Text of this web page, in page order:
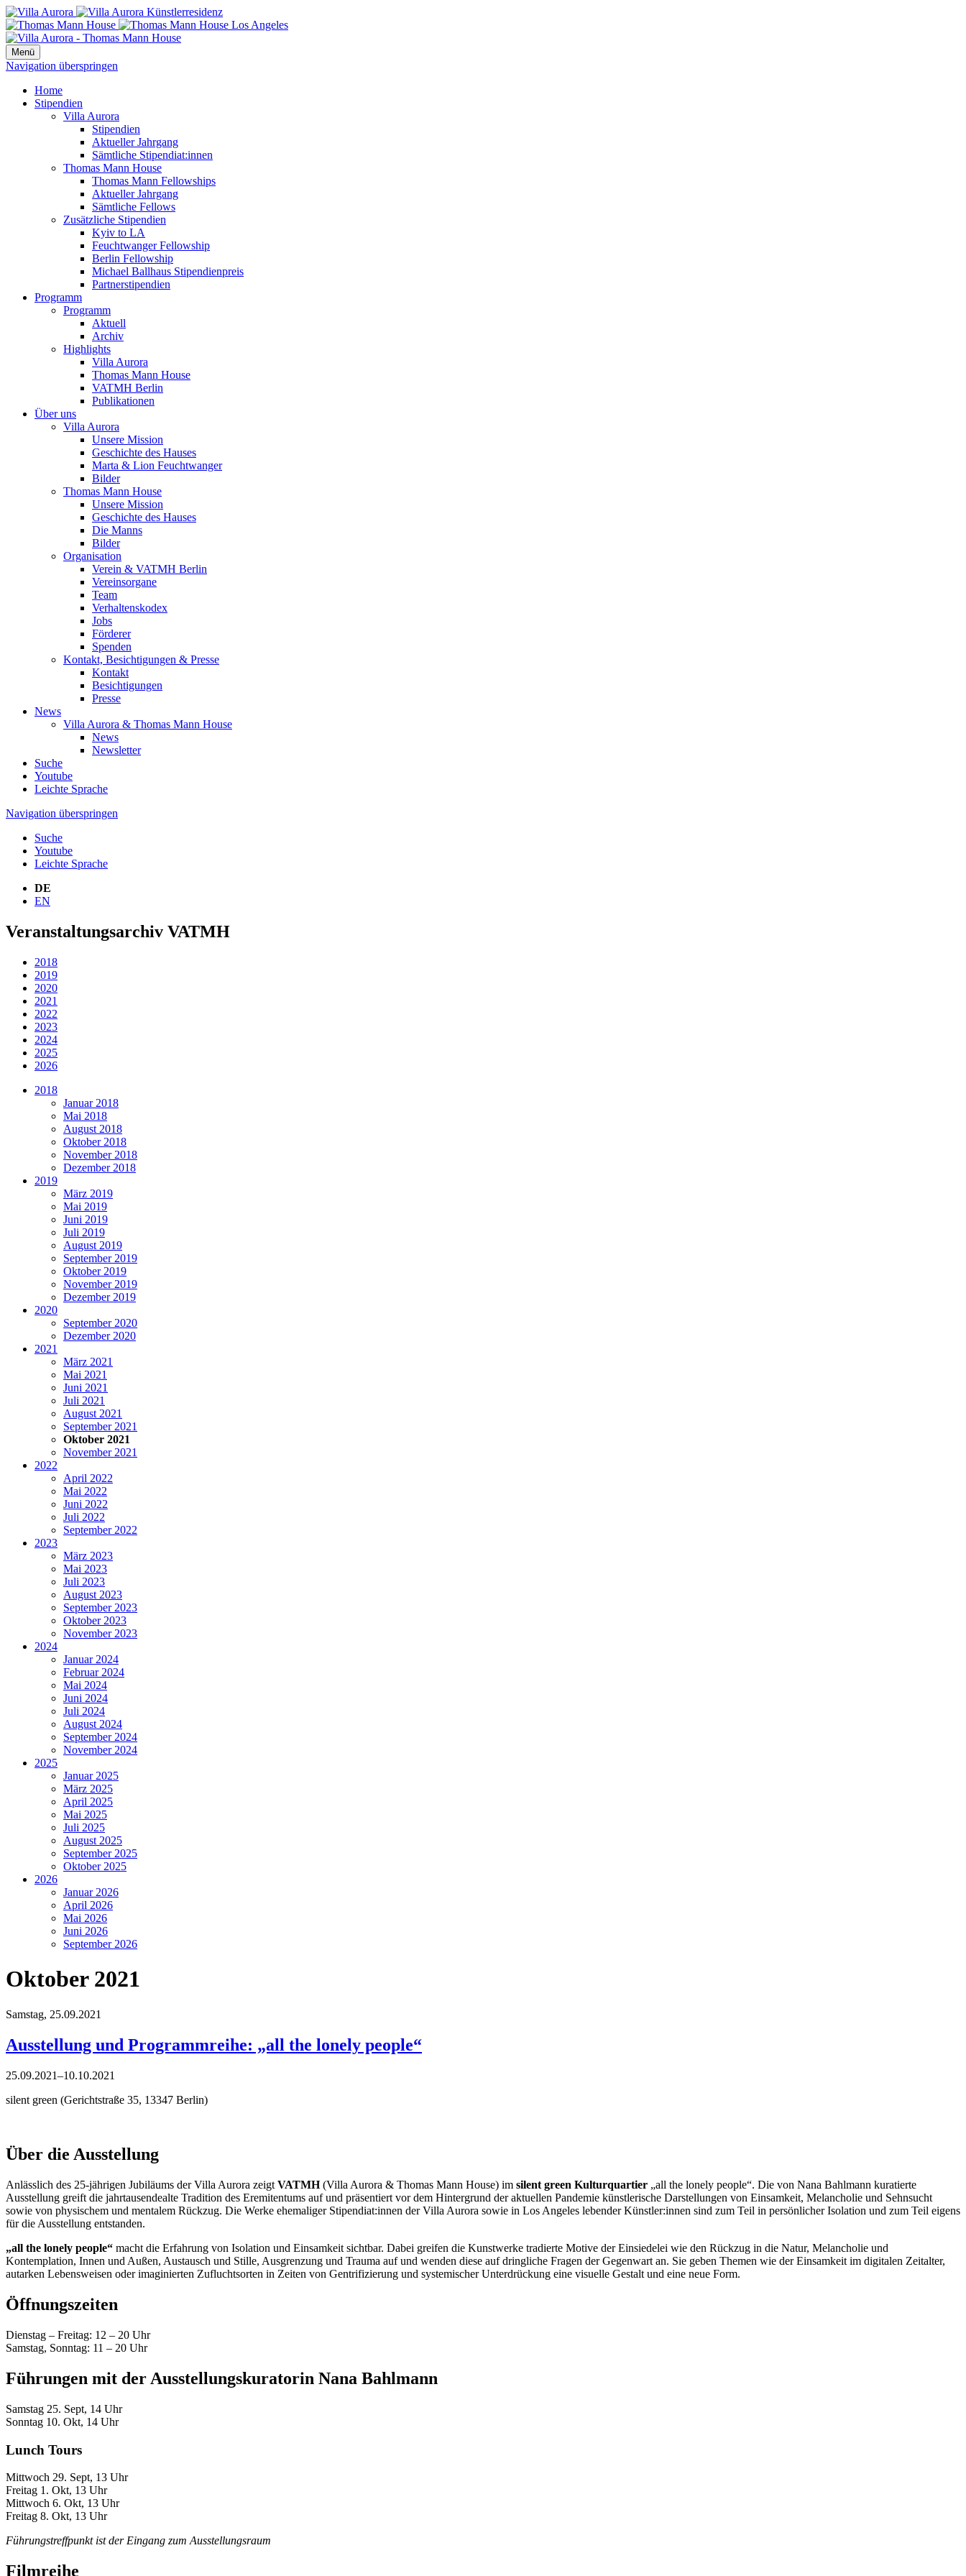
Menü
Navigation überspringen
Home
Stipendien
Villa Aurora
Stipendien
Aktueller Jahrgang
Sämtliche Stipendiat:innen
Thomas Mann House
Thomas Mann Fellowships
Aktueller Jahrgang
Sämtliche Fellows
Zusätzliche Stipendien
Kyiv to LA
Feuchtwanger Fellowship
Berlin Fellowship
Michael Ballhaus Stipendienpreis
Partnerstipendien
Programm
Programm
Aktuell
Archiv
Highlights
Villa Aurora
Thomas Mann House
VATMH Berlin
Publikationen
Über uns
Villa Aurora
Unsere Mission
Geschichte des Hauses
Marta & Lion Feuchtwanger
Bilder
Thomas Mann House
Unsere Mission
Geschichte des Hauses
Die Manns
Bilder
Organisation
Verein & VATMH Berlin
Vereinsorgane
Team
Verhaltenskodex
Jobs
Förderer
Spenden
Kontakt, Besichtigungen & Presse
Kontakt
Besichtigungen
Presse
News
Villa Aurora & Thomas Mann House
News
Newsletter
Suche
Youtube
Leichte Sprache
Navigation überspringen
Suche
Youtube
Leichte Sprache
DE
EN
Veranstaltungsarchiv VATMH
2018
2019
2020
2021
2022
2023
2024
2025
2026
2018
Januar 2018
Mai 2018
August 2018
Oktober 2018
November 2018
Dezember 2018
2019
März 2019
Mai 2019
Juni 2019
Juli 2019
August 2019
September 2019
Oktober 2019
November 2019
Dezember 2019
2020
September 2020
Dezember 2020
2021
März 2021
Mai 2021
Juni 2021
Juli 2021
August 2021
September 2021
Oktober 2021
November 2021
2022
April 2022
Mai 2022
Juni 2022
Juli 2022
September 2022
2023
März 2023
Mai 2023
Juli 2023
August 2023
September 2023
Oktober 2023
November 2023
2024
Januar 2024
Februar 2024
Mai 2024
Juni 2024
Juli 2024
August 2024
September 2024
November 2024
2025
Januar 2025
März 2025
April 2025
Mai 2025
Juli 2025
August 2025
September 2025
Oktober 2025
2026
Januar 2026
April 2026
Mai 2026
Juni 2026
September 2026
Oktober 2021
Samstag, 25.09.2021
Ausstellung und Programmreihe: „all the lonely people“
25.09.2021–10.10.2021
silent green (Gerichtstraße 35, 13347 Berlin)
Über die Ausstellung
Anlässlich des 25-jährigen Jubiläums der Villa Aurora zeigt VATMH(Villa Aurora & Thomas Mann House) im silent green Kulturquartier „all the lonely people“. Die von Nana Bahlmann kuratierte
Ausstellung greift die jahrtausendealte Tradition des Eremitentums auf und präsentiert vor dem Hintergrund der aktuellen Pandemie künstlerische Darstellungen von Einsamkeit, Melancholie und Sehnsucht
sowie von physischem und mentalem Rückzug. Die Werke ehemaliger Stipendiat:innen der Villa Aurora sowie in Los Angeles lebender Künstler:innen sind zum Teil in persönlicher Isolation und zum Teil eigens
für die Ausstellung entstanden.
„all the lonely people“ macht die Erfahrung von Isolation und Einsamkeit sichtbar. Dabei greifen die Kunstwerke tradierte Motive der Einsiedelei wie den Rückzug in die Natur, Melancholie und
Kontemplation, Innen und Außen, Austausch und Stille, Ausgrenzung und Trauma auf und wenden diese auf dringliche Fragen der Gegenwart an. Sie geben Themen wie der Einsamkeit im digitalen Zeitalter,
autarken Lebensweisen oder imaginierten Zufluchtsorten in Zeiten von Gentrifizierung und systemischer Unterdrückung eine visuelle Gestalt und eine neue Form.
Öffnungszeiten
Dienstag – Freitag: 12 – 20 Uhr
Samstag, Sonntag: 11 – 20 Uhr
Führungen mit der Ausstellungskuratorin Nana Bahlmann
Samstag 25. Sept, 14 Uhr
Sonntag 10. Okt, 14 Uhr
Lunch Tours
Mittwoch 29. Sept, 13 Uhr
Freitag 1. Okt, 13 Uhr
Mittwoch 6. Okt, 13 Uhr
Freitag 8. Okt, 13 Uhr
Führungstreffpunkt ist der Eingang zum Ausstellungsraum
Filmreihe